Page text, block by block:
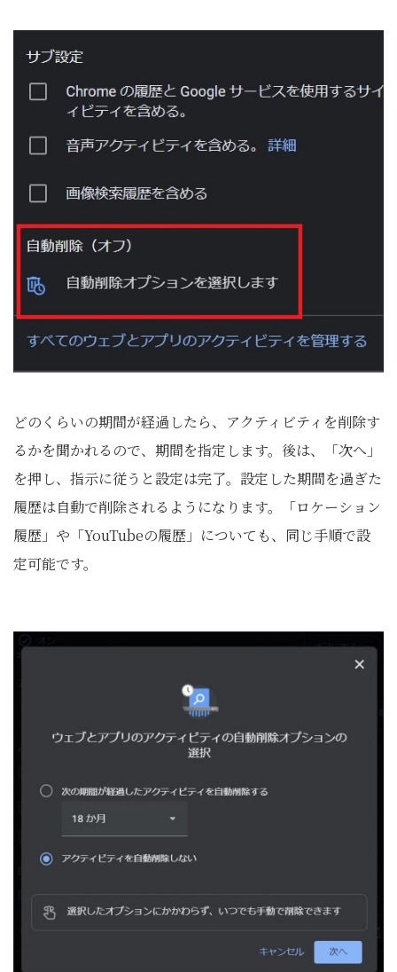
どのくらいの期間が経過したら、アクティビティを削除す
るかを聞かれるので、期間を指定します。後は、「次へ」
を押し、指示に従うと設定は完了。設定した期間を過ぎた
履歴は自動で削除されるようになります。「ロケーション
履歴」や「YouTubeの履歴」についても、同じ手順で設
定可能です。